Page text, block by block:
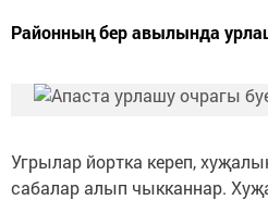
Районның бер авылында
Угрылар йортка кереп,
сабалар алып чыкканнар.